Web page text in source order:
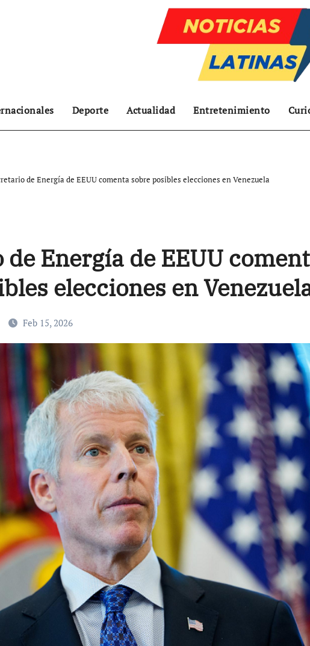
Deporte Actualidad Entretenimiento
de Energía de EEUU comenta sobre posibles elecciones en Venezuela
Energía de EEUU
elecciones en
Feb 15, 2026